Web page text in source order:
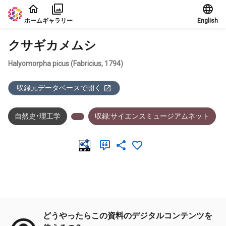
本文に飛ぶ
ホームギャラリー English
クサギカメムシ
Halyomorpha picus (Fabricius, 1794)
収録元データベースで開く
自然史・理工学 収録:サイエンスミュージアムネット
どうやったらこの資料のデジタルコンテンツを